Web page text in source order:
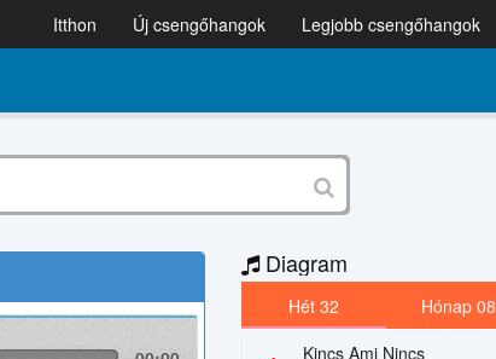
Itthon Új csengőhangok Legjobb csengőhangok
Diagram
Hét 32 Hónap 08
Kincs Ami Nincs